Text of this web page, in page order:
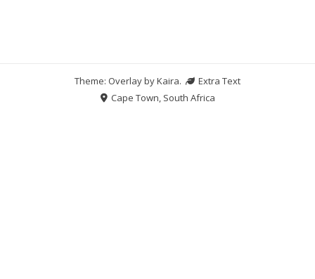
Theme: Overlay byKaira.
Extra Text
Cape Town, South Africa